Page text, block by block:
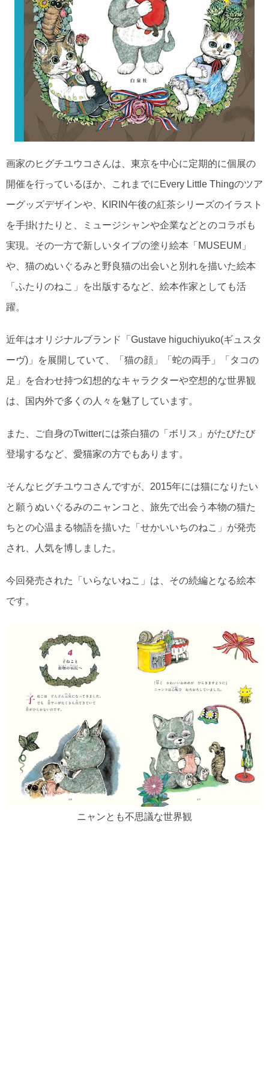
画家のヒグチユウコさんは、東京を中心に定期的に個展の
開催を行っているほか、これまでにEvery Little Thingのツア
ーグッズデザインや、KIRIN午後の紅茶シリーズのイラスト
を手掛けたりと、ミュージシャンや企業などとのコラボも
実現。その一方で新しいタイプの塗り絵本「MUSEUM」
や、猫のぬいぐるみと野良猫の出会いと別れを描いた絵本
「ふたりのねこ」を出版するなど、絵本作家としても活
躍。
近年はオリジナルブランド「Gustave higuchiyuko(ギュスタ
ーヴ)」を展開していて、「猫の顔」「蛇の両手」「タコの
足」を合わせ持つ幻想的なキャラクターや空想的な世界観
は、国内外で多くの人々を魅了しています。
また、ご自身のTwitterには茶白猫の「ボリス」がたびたび
登場するなど、愛猫家の方でもあります。
そんなヒグチユウコさんですが、2015年には猫になりたい
と願うぬいぐるみのニャンコと、旅先で出会う本物の猫た
ちとの心温まる物語を描いた「せかいいちのねこ」が発売
され、人気を博しました。
今回発売された「いらないねこ」は、その続編となる絵本
です。
ニャンとも不思議な世界観